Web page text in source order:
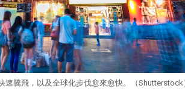
速騰飛，以及全球化步伐愈來愈快。（Shutterstock